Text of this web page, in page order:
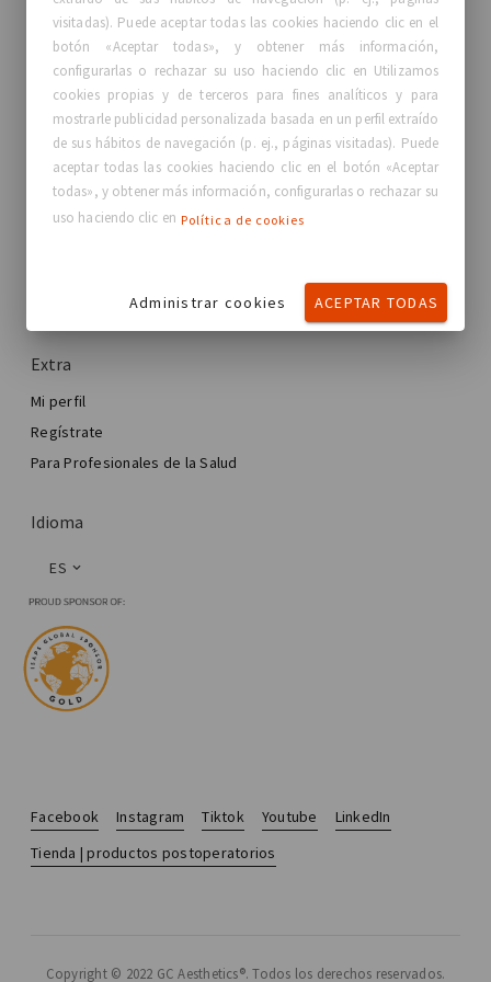
GC Aesthetics®
Acerca de GC Aesthetics®
Contáctanos
Historias reales, Mujeres Reales
Blog
Mi experiencia
Total Breast Reconstruction™
GCA Comfort Plus™ Warranty
Extra
Mi perfil
Regístrate
Para Profesionales de la Salud
Idioma
ES
Facebook Instagram Tiktok Youtube
LinkedIn
Tienda | productos postoperatorios
Copyright © 2022 GC Aesthetics®. Todos los derechos reservados.
visitadas). Puede aceptar todas las cookies haciendo clic en el
botón «Aceptar todas», y obtener más información,
configurarlas o rechazar su uso haciendo clic en Utilizamos
cookies propias y de terceros para fines analíticos y para
mostrarle publicidad personalizada basada en un perfil extraído
de sus hábitos de navegación (p. ej., páginas visitadas). Puede
aceptar todas las cookies haciendo clic en el botón «Aceptar
todas», y obtener más información, configurarlas o rechazar su
uso haciendo clic en Política de cookies
Administrar cookies ACEPTAR TODAS